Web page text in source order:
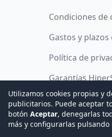
Condiciones de
Gastos y plazos
Política de
Garantías
Política de
Utilizamos cookies propias y
publicitarios. Puede aceptar
botón Aceptar, denegarlas
más y configurarlas pulsando